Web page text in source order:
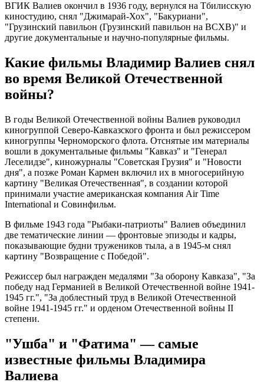
ВГИК Валиев окончил в 1936 году, вернулся на Тбилисскую
киностудию, снял "Джимарай-Хох", "Бакуриани",
"Грузинский павильон (Грузинский павильон на ВСХВ)" и
другие документальные и научно-популярные фильмы.
Какие фильмы Владимир Валиев снял
во время Великой Отечественной
войны?
В годы Великой Отечественной войны Валиев руководил
киногруппой Северо-Кавказского фронта и был режиссером
киногруппы Черноморского флота. Отснятые им материалы
вошли в документальные фильмы "Кавказ" и "Генерал
Леселидзе", киножурналы "Советская Грузия" и "Новости
дня", а позже Роман Кармен включил их в многосерийную
картину "Великая Отечественная", в создании которой
принимали участие американская компания Air Time
International и Совинфильм.
В фильме 1943 года "Рыбаки-патриоты" Валиев объединил
две тематические линии — фронтовые эпизоды и кадры,
показывающие будни тружеников тыла, а в 1945-м снял
картину "Возвращение с Победой".
Режиссер был награжден медалями "За оборону Кавказа", "За
победу над Германией в Великой Отечественной войне 1941-
1945 гг.", "За доблестный труд в Великой Отечественной
войне 1941-1945 гг." и орденом Отечественной войны II
степени.
"Ушба" и "Фатима" — самые
известные фильмы Владимира
Валиева